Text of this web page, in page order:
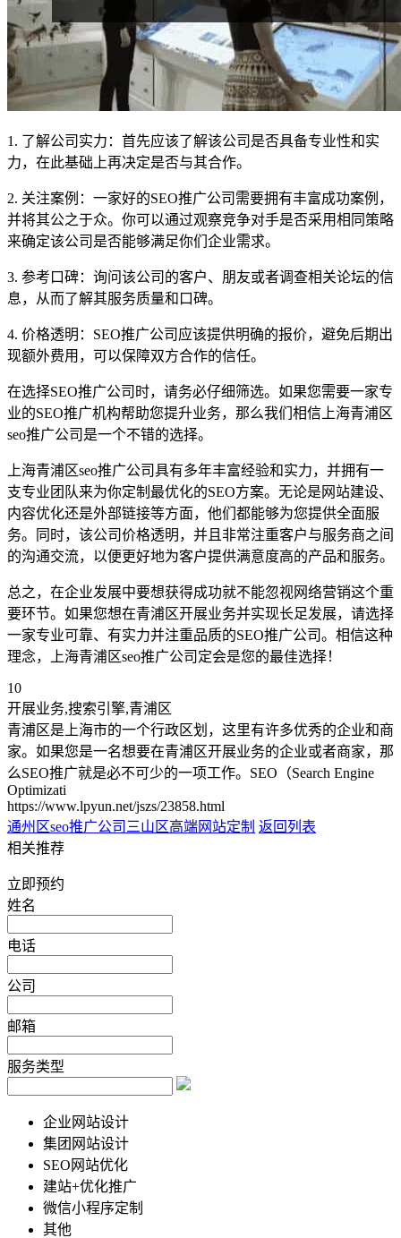
1. 了解公司实力：首先应该了解该公司是否具备专业性和实
力，在此基础上再决定是否与其合作。
2. 关注案例：一家好的SEO推广公司需要拥有丰富成功案例，
并将其公之于众。你可以通过观察竞争对手是否采用相同策略
来确定该公司是否能够满足你们企业需求。
3. 参考口碑：询问该公司的客户、朋友或者调查相关论坛的信
息，从而了解其服务质量和口碑。
4. 价格透明：SEO推广公司应该提供明确的报价，避免后期出
现额外费用，可以保障双方合作的信任。
在选择SEO推广公司时，请务必仔细筛选。如果您需要一家专
业的SEO推广机构帮助您提升业务，那么我们相信上海青浦区
seo推广公司是一个不错的选择。
上海青浦区seo推广公司具有多年丰富经验和实力，并拥有一
支专业团队来为你定制最优化的SEO方案。无论是网站建设、
内容优化还是外部链接等方面，他们都能够为您提供全面服
务。同时，该公司价格透明，并且非常注重客户与服务商之间
的沟通交流，以便更好地为客户提供满意度高的产品和服务。
总之，在企业发展中要想获得成功就不能忽视网络营销这个重
要环节。如果您想在青浦区开展业务并实现长足发展，请选择
一家专业可靠、有实力并注重品质的SEO推广公司。相信这种
理念，上海青浦区seo推广公司定会是您的最佳选择！
10
开展业务,搜索引擎,青浦区
青浦区是上海市的一个行政区划，这里有许多优秀的企业和商
家。如果您是一名想要在青浦区开展业务的企业或者商家，那
么SEO推广就是必不可少的一项工作。SEO（Search Engine
Optimizati
https://www.lpyun.net/jszs/23858.html
通州区seo推广公司 三山区高端网站定制 返回列表
相关推荐
立即预约
姓名
电话
公司
邮箱
服务类型
企业网站设计
集团网站设计
SEO网站优化
建站+优化推广
微信小程序定制
其他